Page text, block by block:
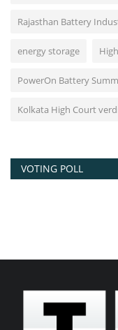
Rajasthan Battery
energy storage
PowerOn Battery
Kolkata High Court
VOTING POLL